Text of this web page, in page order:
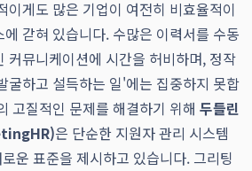
이게도 많은 기업이 여전히 비효율적이
갇혀 있습니다. 수많은 이력서를 수동
커뮤니케이션에 시간을 허비하며, 정작
굴하고 설득하는 일'에는 집중하지 못합
고질적인 문제를 해결하기 위해 두들린
은 단순한 지원자 관리 시스템
운 표준을 제시하고 있습니다. 그리팅